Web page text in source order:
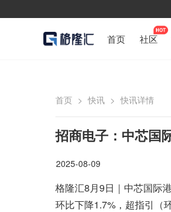
首页 社区
首页 > 快讯 > 快讯详情
招商电子：中芯国
2025-08-09
格隆汇8月9日｜中芯国际
环比下降1.7%，超指引（